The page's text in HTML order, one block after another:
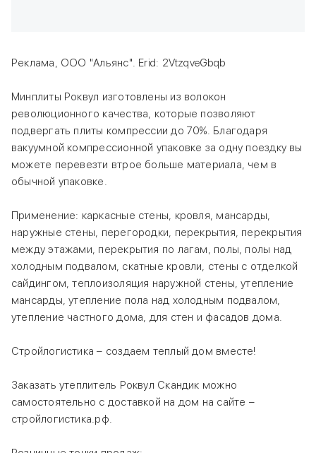
Реклама, ООО "Альянс". Erid: 2VtzqveGbqb
Минплиты Роквул изготовлены из волокон
революционного качества, которые позволяют
подвергать плиты компрессии до 70%. Благодаря
вакуумной компрессионной упаковке за одну поездку вы
можете перевезти втрое больше материала, чем в
обычной упаковке.
Применение: каркасные стены, кровля, мансарды,
наружные стены, перегородки, перекрытия, перекрытия
между этажами, перекрытия по лагам, полы, полы над
холодным подвалом, скатные кровли, стены с отделкой
сайдингом, теплоизоляция наружной стены, утепление
мансарды, утепление пола над холодным подвалом,
утепление частного дома, для стен и фасадов дома.
Стройлогистика – создаем теплый дом вместе!
Заказать утеплитель Роквул Скандик можно
самостоятельно с доставкой на дом на сайте –
стройлогистика.рф.